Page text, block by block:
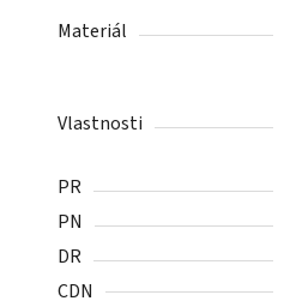
Materiál
Vlastnosti
PR
PN
DR
CDN